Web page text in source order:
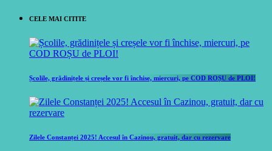
CELE MAI CITITE
Școlile, grădinițele și creșele vor fi închise, miercuri, pe COD ROȘU de PLOI!
Zilele Constanței 2025! Accesul în Cazinou, gratuit, dar cu rezervare